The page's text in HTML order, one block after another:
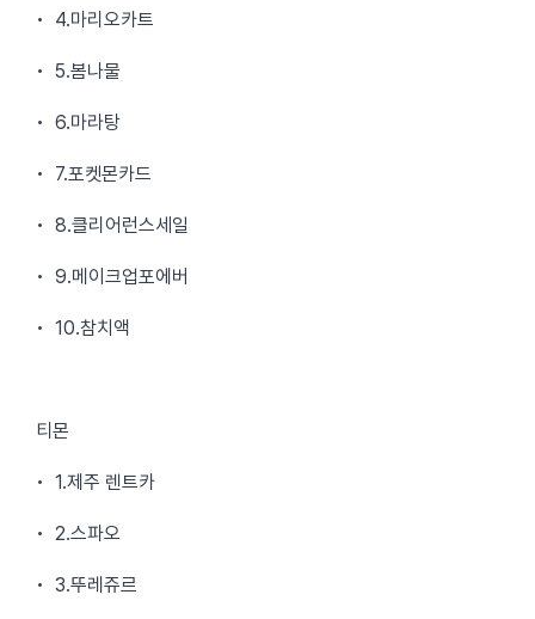
• 4.마리오카트
• 5.봄나물
• 6.마라탕
• 7.포켓몬카드
• 8.클리어런스세일
• 9.메이크업포에버
• 10.참치액
티몬
• 1.제주 렌트카
• 2.스파오
• 3.뚜레쥬르